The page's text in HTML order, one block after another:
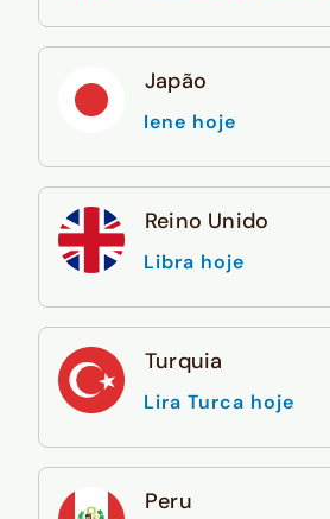
Japão
Iene hoje
Reino Unido
Libra hoje
Turquia
Lira Turca hoje
Peru